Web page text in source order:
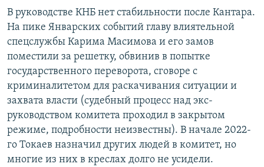
В руководстве КНБ нет стабильности после Кантара.
На пике Январских событий главу влиятельной
спецслужбы Карима Масимова и его замов
поместили за решетку, обвинив в попытке
государственного переворота, сговоре с
криминалитетом для раскачивания ситуации и
захвата власти (судебный процесс над экс-
руководством комитета проходил в закрытом
режиме, подробности неизвестны). В начале 2022-
го Токаев назначил других людей в комитет, но
многие из них в креслах долго не усидели.